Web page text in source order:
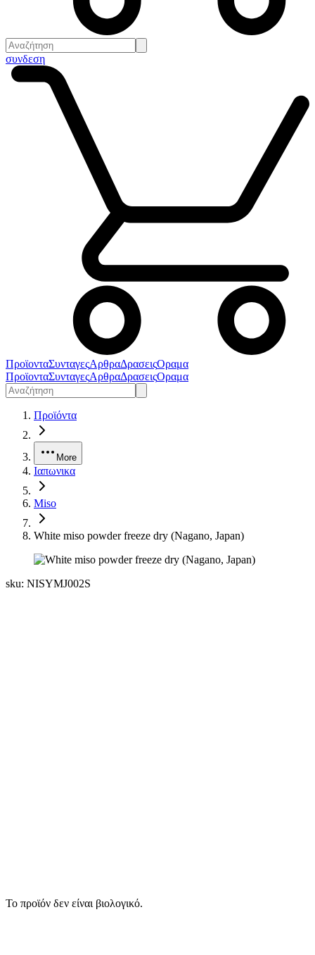
συνδεση
ΠροϊονταΣυνταγεςΑρθραΔρασειςΟραμα
ΠροϊονταΣυνταγεςΑρθραΔρασειςΟραμα
Προϊόντα
More
Ιαπωνικα
Miso
White miso powder freeze dry (Nagano, Japan)
sku: NISYMJ002S
Το προϊόν δεν είναι βιολογικό.